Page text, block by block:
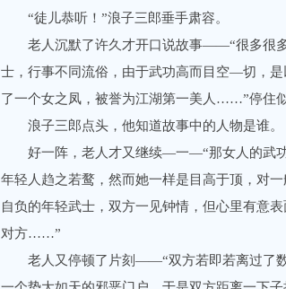
“徒儿恭听！”浪子三郎垂手肃容。
老人沉默了许久才开口说故事——“很多很多
士，行事不同流俗，由于武功高而目空—切，
了一个女之凤，被誉为江湖第一美人……”停住似
浪子三郎点头，他知道故事中的人物是谁。
好一阵，老人才又继续—一—“那女人的武功
年轻人趋之若鹜，然而她一样是目高于顶，对
自负的年轻武士，双方一见钟情，但心里有意
对方……”
老人又停顿了片刻——“双方若即若离过了数